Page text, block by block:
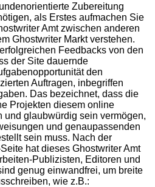
Zubereitung
als Erstes aufmachen Sie
Amt zwischen anderen
Ghostwriter Markt verstehen.
Feedbacks von den
der Site dauernde
den
Auftragen, inbegriffen
Das bezeichnet, dass die
Projekten diesem online
und glaubwürdig sein vermögen,
und genaupassenden
sein muss. Nach der
hat dieses Ghostwriter Amt
Publizisten, Editoren und
genug einwandfrei, um breite
wie z.B.: